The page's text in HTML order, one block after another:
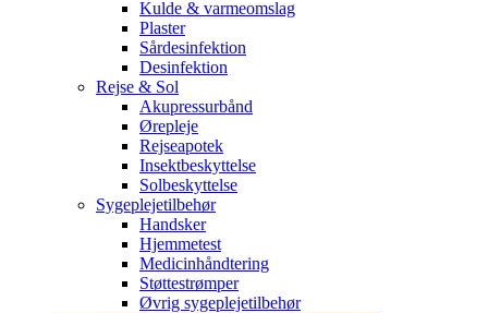
Kulde & varmeomslag
Plaster
Sårdesinfektion
Desinfektion
Rejse & Sol
Akupressurbånd
Ørepleje
Rejseapotek
Insektbeskyttelse
Solbeskyttelse
Sygeplejetilbehør
Handsker
Hjemmetest
Medicinhåndtering
Støttestrømper
Øvrig sygeplejetilbehør